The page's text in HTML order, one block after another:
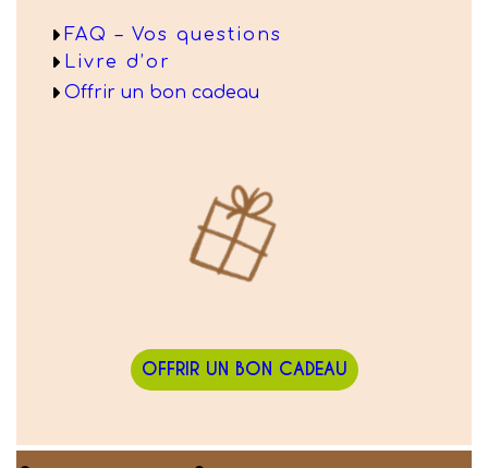
FAQ – Vos questions
Livre d’or
Offrir un bon cadeau
OFFRIR UN BON CADEAU